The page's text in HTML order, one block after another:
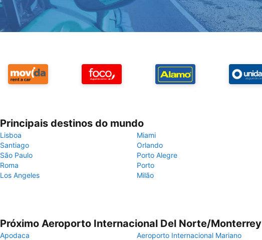
Principais destinos do mundo
Lisboa
Miami
Santiago
Orlando
São Paulo
Porto Alegre
Roma
Porto
Los Angeles
Milão
Próximo Aeroporto Internacional Del Norte/Monterrey
Apodaca Aeroporto Internacional Mariano